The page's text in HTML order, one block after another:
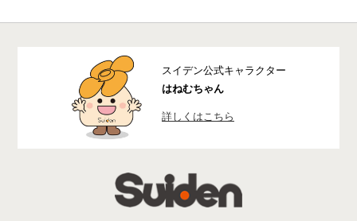
スイデン公式キャラクター
はねむちゃん
詳しくはこちら